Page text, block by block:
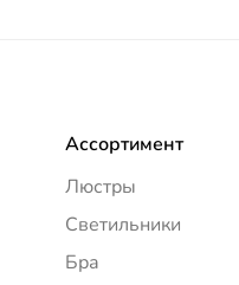
Ассортимент
Люстры
Светильники
Бра